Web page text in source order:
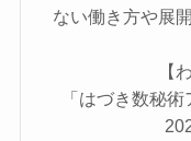
ない働き方や展
【
「はづき数秘